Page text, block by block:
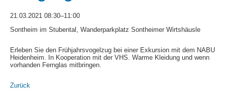
21.03.2021 08:30–11:00
Sontheim im Stubental, Wanderparkplatz Sontheimer Wirtshäusle
Erleben Sie den Frühjahrsvogelzug bei einer Exkursion mit dem NABU
Heidenheim. In Kooperation mit der VHS. Warme Kleidung und wenn
vorhanden Fernglas mitbringen.
Zurück